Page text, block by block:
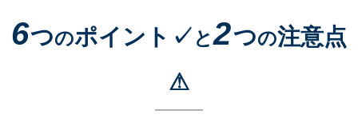
6つのポイント✓ と2つの注意点
⚠